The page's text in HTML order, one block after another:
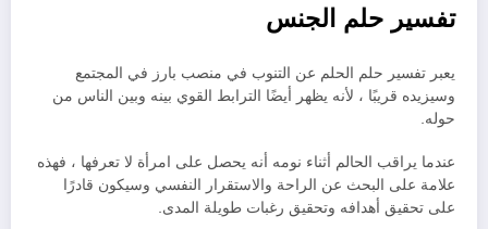
تفسير حلم الجنس
يعبر تفسير حلم الحلم عن التنوب في منصب بارز في المجتمع
وسيزيده قريبًا ، لأنه يظهر أيضًا الترابط القوي بينه وبين الناس من
حوله.
عندما يراقب الحالم أثناء نومه أنه يحصل على امرأة لا تعرفها ، فهذه
علامة على البحث عن الراحة والاستقرار النفسي وسيكون قادرًا
على تحقيق أهدافه وتحقيق رغبات طويلة المدى.